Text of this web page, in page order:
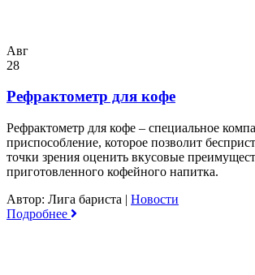
Авг
28
Рефрактометр для кофе
Рефрактометр для кофе – специальное
приспособление, которое позволит
точки зрения оценить вкусовые
приготовленного кофейного напитка.
Автор: Лига бариста | Новости
Подробнее